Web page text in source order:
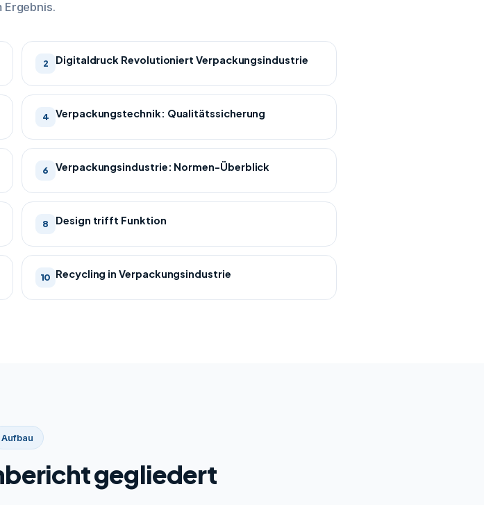
Ergebnis.
2 Digitaldruck Revolutioniert Verpackungsindustrie
4 Verpackungstechnik: Qualitätssicherung
6 Verpackungsindustrie: Normen-Überblick
8 Design trifft Funktion
10 Recycling in Verpackungsindustrie
Aufbau
gegliedert